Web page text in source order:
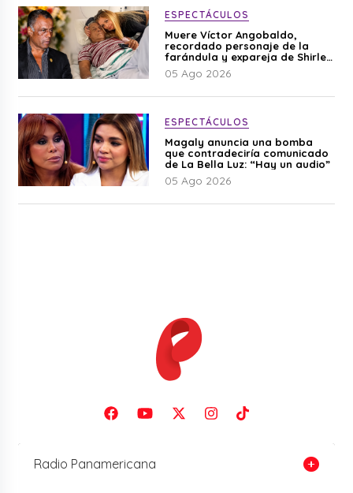
ESPECTÁCULOS
Muere Víctor Angobaldo,
recordado personaje de la
farándula y expareja de Shirley
Cherres
05 Ago 2026
ESPECTÁCULOS
Magaly anuncia una bomba
que contradeciría comunicado
de La Bella Luz: “Hay un audio”
05 Ago 2026
Radio Panamericana